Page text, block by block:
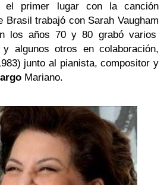
el primer lugar con la canción
Brasil trabajó con Sarah Vaugham
los años 70 y 80 grabó varios
algunos otros en colaboración,
junto al pianista, compositor y
Mariano.